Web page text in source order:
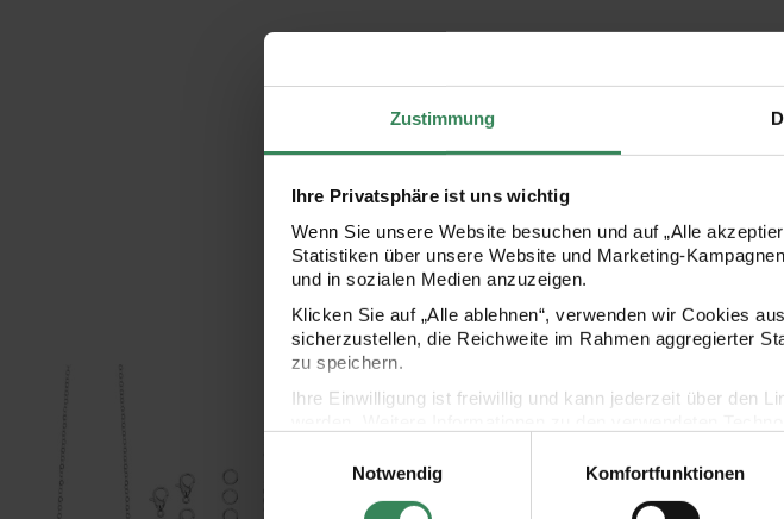
Zustimmung
Ihre Privatsphäre ist uns wichtig
Wenn Sie unsere Website besuchen und auf „Alle
Statistiken über unsere Website und Marketing-
und in sozialen Medien anzuzeigen.
Klicken Sie auf „Alle ablehnen“, verwenden wir Cookies
sicherzustellen, die Reichweite im Rahmen aggregierter
zu speichern.
Ihre Einwilligung ist freiwillig und kann jederzeit über den
Impressum
Datenschutz Vertrag widerrufen
Notwendig
Komfortfunktionen
Karabiner-Verschlüsse und Ketten silber